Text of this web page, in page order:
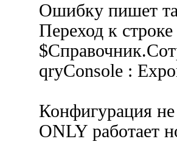
Ошибку пишет
Переход к
qryConsole :
Конфигурация
ONLY работает